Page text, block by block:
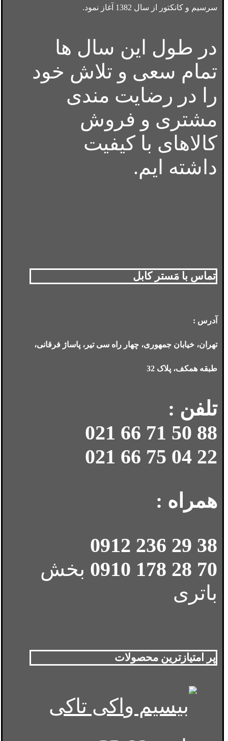
سرسیم و کانکتور از سال 1382 آغاز نمود.
در طول این سال ها
تمام سعی و تلاش خود
را در رضایت مندی
مشتری و فروش
کالاهای با کیفیت
داشته ایم.
تماس با مَستر کابل
آدرس :
تهران، خیابان جمهوری، چهار راه سی تیر، پاساژ فرقانی،
طبقه همکف، پلاک 32
تلفن :
88 50 71 66 021
22 04 75 66 021
همراه :
38 29 236 0912
70 28 178 0910
بخش
باتری
پر امتیازترین محصولات